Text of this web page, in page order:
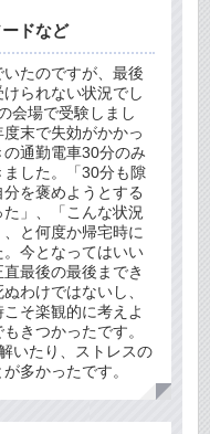
ドなど
たのですが、最後
られない状況でし
会場で受験しまし
末で失効がかかっ
通勤電車30分のみ
ました。「30分も隙
を褒めようとする
」、「こんな状況
と何度か帰宅時に
今となってはいい
最後の最後までき
わけではないし、
そ楽観的に考えよ
きつかったです。
いたり、ストレスの
多かったです。